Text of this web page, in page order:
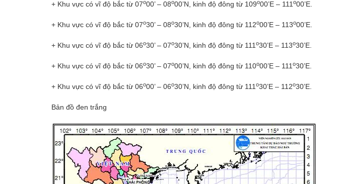
+ Khu vực có vĩ độ bắc từ 07o00’ – 08o00’N, kinh độ đông từ 109o00’E – 111 o00’E.
+ Khu vực có vĩ độ bắc từ 07o30’ – 08o30’N, kinh độ đông từ 112o00’E – 113o00’E.
+ Khu vực có vĩ độ bắc từ 06o30’ – 07o30’N, kinh độ đông từ 111 o30’E – 113o30’E.
+ Khu vực có vĩ độ bắc từ 06o30’ – 07o00’N, kinh độ đông từ 110o00’E – 111 o30’E.
+ Khu vực có vĩ độ bắc từ 06o00’ – 06o30’N, kinh độ đông từ 111 o30’E – 112o30’E.
Bản đồ đen trắng